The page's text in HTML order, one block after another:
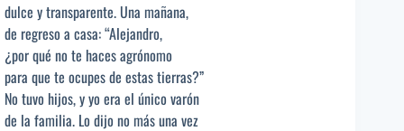
dulce y transparente. Una mañana,
de regreso a casa: “Alejandro,
¿por qué no te haces agrónomo
para que te ocupes de estas tierras?”
No tuvo hijos, y yo era el único varón
de la familia. Lo dijo no más una vez